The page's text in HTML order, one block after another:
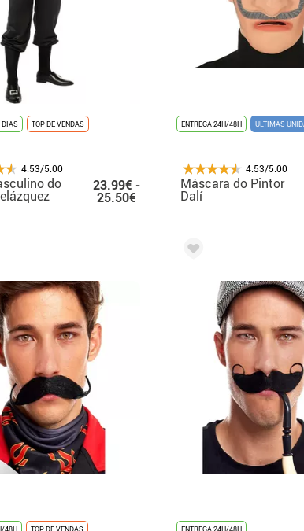
DIAS TOP DE VENDAS
4.53/5.00
do 23.99€ -
25.50€
ENTREGA 24H/48H ÚLTIMAS
4.53/5.00
Máscara do Pintor
Dalí
48H TOP DE VENDAS ENTREGA 24H/48H